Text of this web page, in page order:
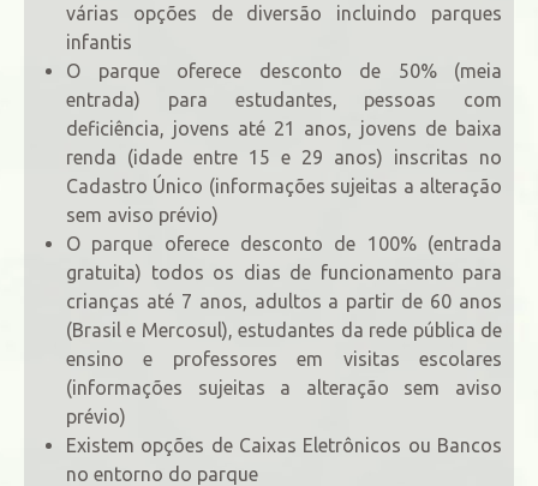
várias opções de diversão incluindo parques
infantis
O parque oferece desconto de 50% (meia
entrada) para estudantes, pessoas com
deficiência, jovens até 21 anos, jovens de baixa
renda (idade entre 15 e 29 anos) inscritas no
Cadastro Único (informações sujeitas a alteração
sem aviso prévio)
O parque oferece desconto de 100% (entrada
gratuita) todos os dias de funcionamento para
crianças até 7 anos, adultos a partir de 60 anos
(Brasil e Mercosul), estudantes da rede pública de
ensino e professores em visitas escolares
(informações sujeitas a alteração sem aviso
prévio)
Existem opções de Caixas Eletrônicos ou Bancos
no entorno do parque